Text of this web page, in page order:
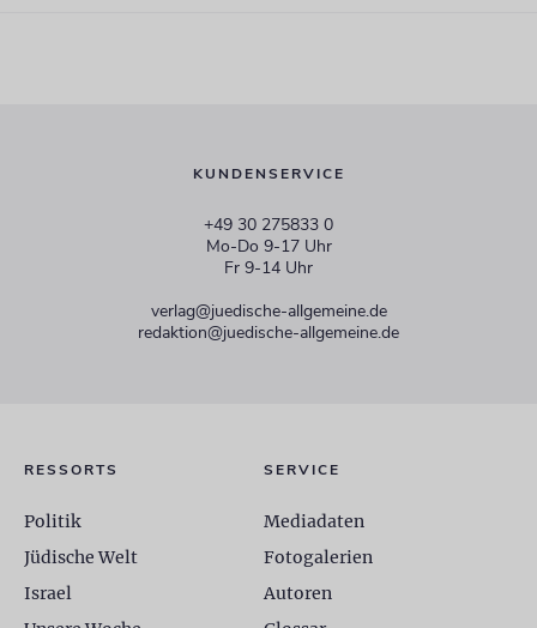
KUNDENSERVICE
+49 30 275833 0
Mo-Do 9-17 Uhr
Fr 9-14 Uhr
verlag@juedische-allgemeine.de
redaktion@juedische-allgemeine.de
RESSORTS
Politik
Jüdische Welt
Israel
SERVICE
Mediadaten
Fotogalerien
Autoren